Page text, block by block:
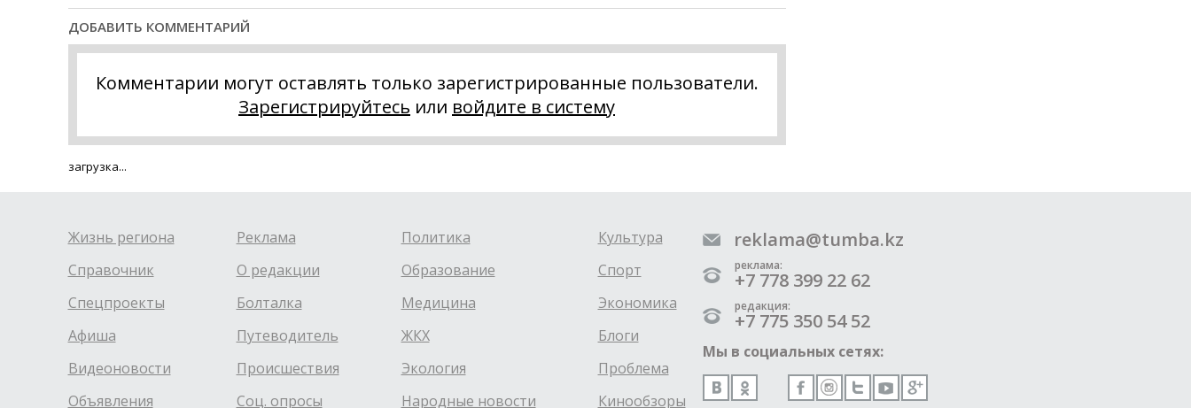
ДОБАВИТЬ КОММЕНТАРИЙ
Комментарии могут оставлять только зарегистрированные пользователи.
Зарегистрируйтесь или войдите в систему
загрузка...
Жизнь региона
Справочник
Спецпроекты
Афиша
Видеоновости
Объявления
Реклама
О редакции
Болталка
Путеводитель
Происшествия
Соц. опросы
Политика
Образование
Медицина
ЖКХ
Экология
Народные новости
Культура
Спорт
Экономика
Блоги
Проблема
Кинообзоры
reklama@tumba.kz
реклама:
+7 778 399 22 62
редакция:
+7 775 350 54 52
Мы в социальных сетях: